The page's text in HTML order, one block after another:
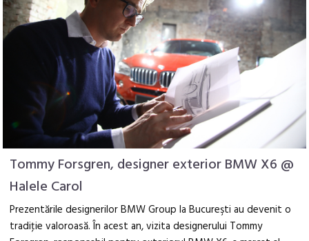
Tommy Forsgren, designer exterior BMW X6 @
Halele Carol
Prezentările designerilor BMW Group la Bucureşti au devenit o
tradiţie valoroasă. În acest an, vizita designerului Tommy